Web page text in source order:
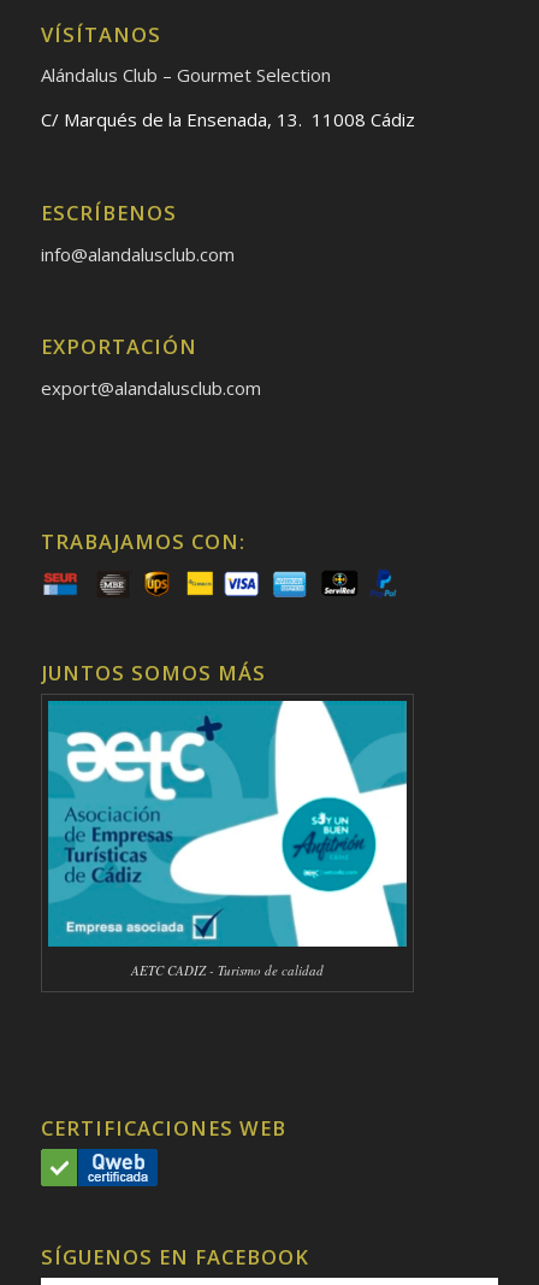
VÍSÍTANOS
Alándalus Club – Gourmet Selection
C/ Marqués de la Ensenada, 13. 11008 Cádiz
ESCRÍBENOS
info@alandalusclub.com
EXPORTACIÓN
export@alandalusclub.com
TRABAJAMOS CON:
JUNTOS SOMOS MÁS
AETC CADIZ - Turismo de calidad
CERTIFICACIONES WEB
SÍGUENOS EN FACEBOOK